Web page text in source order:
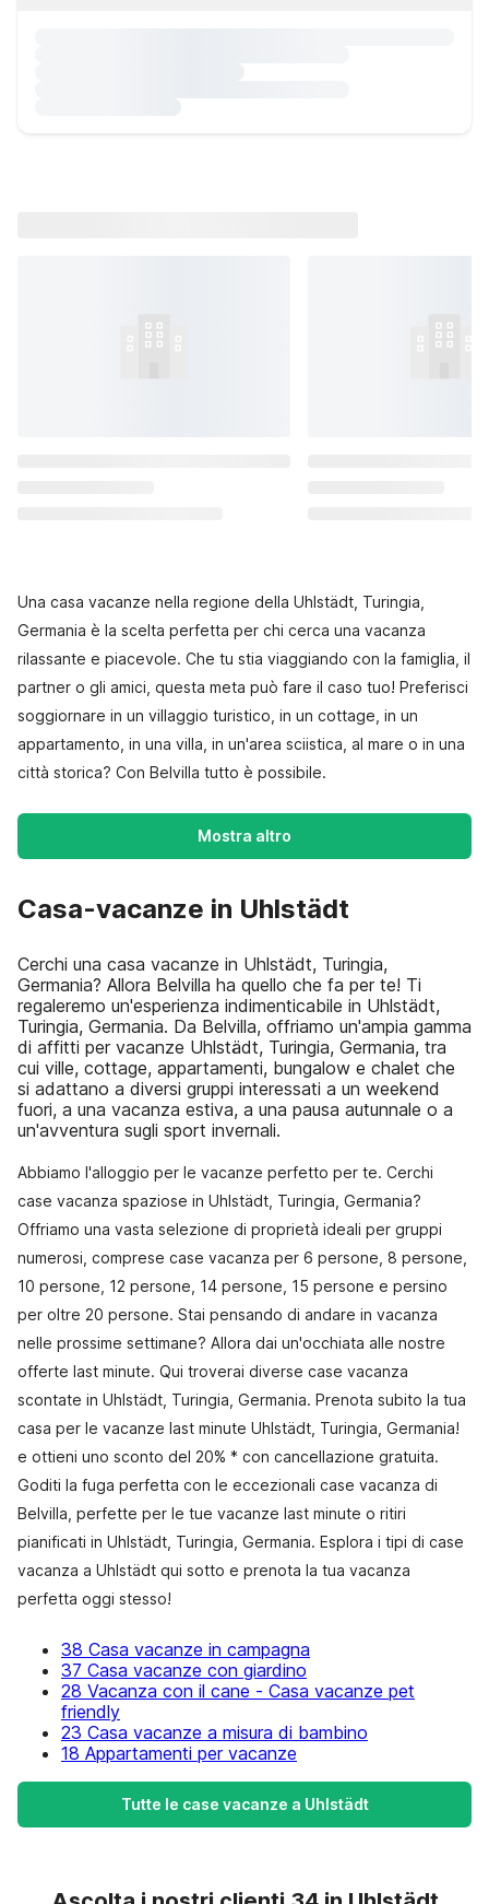
Una casa vacanze nella regione della Uhlstädt, Turingia,
Germania è la scelta perfetta per chi cerca una vacanza
rilassante e piacevole. Che tu stia viaggiando con la famiglia, il
partner o gli amici, questa meta può fare il caso tuo! Preferisci
soggiornare in un villaggio turistico, in un cottage, in un
appartamento, in una villa, in un'area sciistica, al mare o in una
città storica? Con Belvilla tutto è possibile.
Mostra altro
Casa-vacanze in Uhlstädt
Cerchi una casa vacanze in Uhlstädt, Turingia,
Germania? Allora Belvilla ha quello che fa per te! Ti
regaleremo un'esperienza indimenticabile in Uhlstädt,
Turingia, Germania. Da Belvilla, offriamo un'ampia gamma
di affitti per vacanze Uhlstädt, Turingia, Germania, tra
cui ville, cottage, appartamenti, bungalow e chalet che
si adattano a diversi gruppi interessati a un weekend
fuori, a una vacanza estiva, a una pausa autunnale o a
un'avventura sugli sport invernali.
Abbiamo l'alloggio per le vacanze perfetto per te. Cerchi
case vacanza spaziose in Uhlstädt, Turingia, Germania?
Offriamo una vasta selezione di proprietà ideali per gruppi
numerosi, comprese case vacanza per 6 persone, 8 persone,
10 persone, 12 persone, 14 persone, 15 persone e persino
per oltre 20 persone. Stai pensando di andare in vacanza
nelle prossime settimane? Allora dai un'occhiata alle nostre
offerte last minute. Qui troverai diverse case vacanza
scontate in Uhlstädt, Turingia, Germania. Prenota subito la tua
casa per le vacanze last minute Uhlstädt, Turingia, Germania!
e ottieni uno sconto del 20% * con cancellazione gratuita.
Goditi la fuga perfetta con le eccezionali case vacanza di
Belvilla, perfette per le tue vacanze last minute o ritiri
pianificati in Uhlstädt, Turingia, Germania. Esplora i tipi di case
vacanza a Uhlstädt qui sotto e prenota la tua vacanza
perfetta oggi stesso!
38 Casa vacanze in campagna
37 Casa vacanze con giardino
28 Vacanza con il cane - Casa vacanze pet
friendly
23 Casa vacanze a misura di bambino
18 Appartamenti per vacanze
Tutte le case vacanze a Uhlstädt